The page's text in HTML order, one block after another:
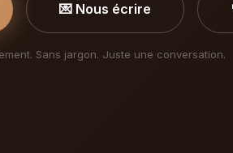
💌 Nous écrire
Sans jargon. Juste une conversation.